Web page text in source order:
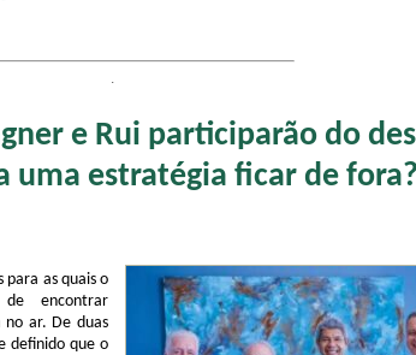
.
e Rui participarão do
uma estratégia ficar de
para as quais o
encontrar
no ar. De duas
definido que o